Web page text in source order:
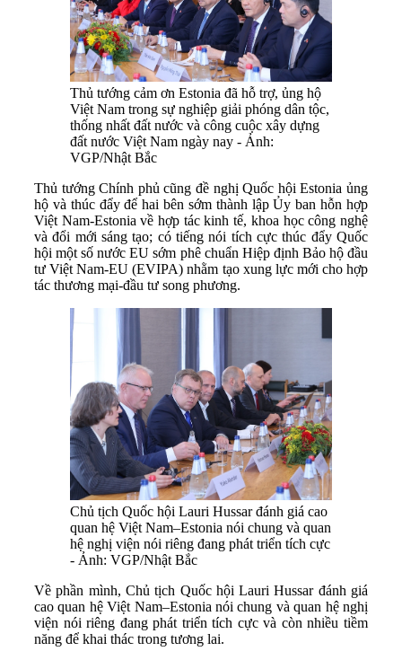
Thủ tướng cảm ơn Estonia đã hỗ trợ, ủng hộ
Việt Nam trong sự nghiệp giải phóng dân tộc,
thống nhất đất nước và công cuộc xây dựng
đất nước Việt Nam ngày nay - Ảnh:
VGP/Nhật Bắc
Thủ tướng Chính phủ cũng đề nghị Quốc hội Estonia ủng
hộ và thúc đẩy để hai bên sớm thành lập Ủy ban hỗn hợp
Việt Nam-Estonia về hợp tác kinh tế, khoa học công nghệ
và đổi mới sáng tạo; có tiếng nói tích cực thúc đẩy Quốc
hội một số nước EU sớm phê chuẩn Hiệp định Bảo hộ đầu
tư Việt Nam-EU (EVIPA) nhằm tạo xung lực mới cho hợp
tác thương mại-đầu tư song phương.
Chủ tịch Quốc hội Lauri Hussar đánh giá cao
quan hệ Việt Nam–Estonia nói chung và quan
hệ nghị viện nói riêng đang phát triển tích cực
- Ảnh: VGP/Nhật Bắc
Về phần mình, Chủ tịch Quốc hội Lauri Hussar đánh giá
cao quan hệ Việt Nam–Estonia nói chung và quan hệ nghị
viện nói riêng đang phát triển tích cực và còn nhiều tiềm
năng để khai thác trong tương lai.